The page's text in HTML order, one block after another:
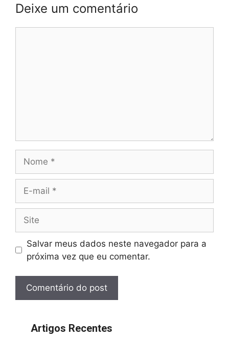
Deixe um comentário
mail
Salvar meus dados neste navegador para a
próxima vez que eu comentar.
Artigos Recentes